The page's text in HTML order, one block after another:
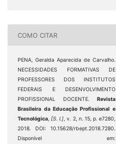
COMO CITAR
PENA, Geralda Aparecida de Carvalho.
NECESSIDADES FORMATIVAS DE
PROFESSORES DOS INSTITUTOS
FEDERAIS E DESENVOLVIMENTO
PROFISSIONAL DOCENTE. Revista
Brasileira da Educação Profissional e
Tecnológica,[S. l.], v. 2, n. 15, p. e7280,
2018. DOI: 10.15628/rbept.2018.7280.
Disponível em: